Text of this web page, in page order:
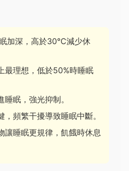
加深，高於30°C減少休
最理想，低於50%時睡眠
睡眠，強光抑制。
，頻繁干擾導致睡眠中斷。
讓睡眠更規律，飢餓時休息